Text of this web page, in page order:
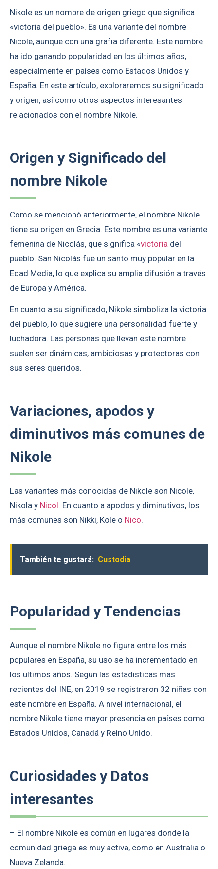
Nikole es un nombre de origen griego que significa
«victoria del pueblo». Es una variante del nombre
Nicole, aunque con una grafía diferente. Este nombre
ha ido ganando popularidad en los últimos años,
especialmente en países como Estados Unidos y
España. En este artículo, exploraremos su significado
y origen, así como otros aspectos interesantes
relacionados con el nombre Nikole.
Origen y Significado del
nombre Nikole
Como se mencionó anteriormente, el nombre Nikole
tiene su origen en Grecia. Este nombre es una variante
femenina de Nicolás, que significa «victoria del
pueblo. San Nicolás fue un santo muy popular en la
Edad Media, lo que explica su amplia difusión a través
de Europa y América.
En cuanto a su significado, Nikole simboliza la victoria
del pueblo, lo que sugiere una personalidad fuerte y
luchadora. Las personas que llevan este nombre
suelen ser dinámicas, ambiciosas y protectoras con
sus seres queridos.
Variaciones, apodos y
diminutivos más comunes de
Nikole
Las variantes más conocidas de Nikole son Nicole,
Nikola y Nicol. En cuanto a apodos y diminutivos, los
más comunes son Nikki, Kole o Nico.
También te gustará: Custodia
Popularidad y Tendencias
Aunque el nombre Nikole no figura entre los más
populares en España, su uso se ha incrementado en
los últimos años. Según las estadísticas más
recientes del INE, en 2019 se registraron 32 niñas con
este nombre en España. A nivel internacional, el
nombre Nikole tiene mayor presencia en países como
Estados Unidos, Canadá y Reino Unido.
Curiosidades y Datos
interesantes
– El nombre Nikole es común en lugares donde la
comunidad griega es muy activa, como en Australia o
Nueva Zelanda.